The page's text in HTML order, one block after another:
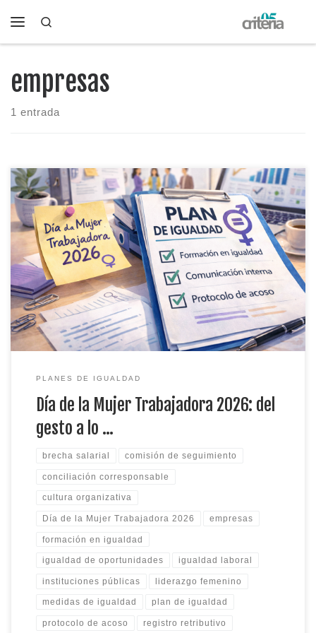
Saltar al contenido
empresas
1 entrada
En el Día de la Mujer Trabajadora 2026, convierte “Derechos.
Justicia. Acción.” en pasos reales dentro del Plan de Igualdad
de tu organización.
PLANES DE IGUALDAD
Día de la Mujer Trabajadora 2026: del
gesto a lo …
brecha salarial comisión de seguimiento
conciliación corresponsable
cultura organizativa
Día de la Mujer Trabajadora 2026 empresas
formación en igualdad
igualdad de oportunidades igualdad laboral
instituciones públicas liderazgo femenino
medidas de igualdad plan de igualdad
protocolo de acoso registro retributivo